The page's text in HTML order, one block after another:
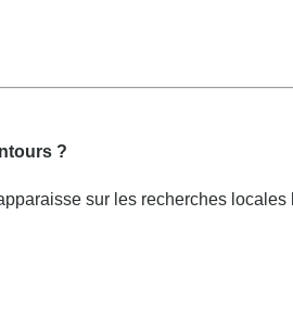
?
sur les recherches